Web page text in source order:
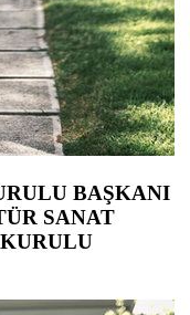
BAŞKANI
SANAT